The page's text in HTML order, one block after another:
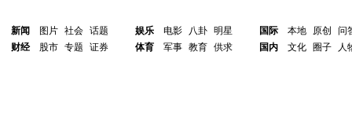
新闻 图片 社会 话题
财经
股市 专题 证券
娱乐 电影 八卦 明星
体育
军事 教育 供求
国际 本地 原创
问
国内
文化 圈子 人